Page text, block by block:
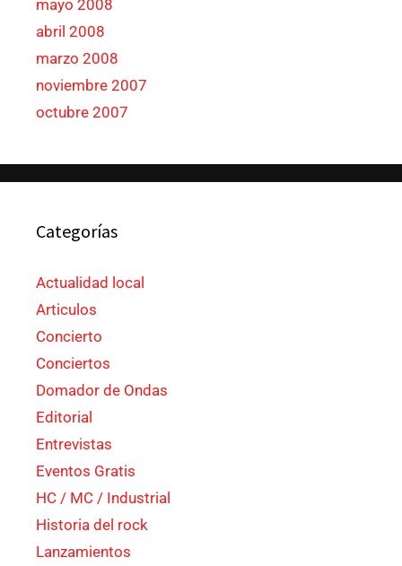
mayo 2008
abril 2008
marzo 2008
noviembre 2007
octubre 2007
Categorías
Actualidad local
Articulos
Concierto
Conciertos
Domador de Ondas
Editorial
Entrevistas
Eventos Gratis
HC / MC / Industrial
Historia del rock
Lanzamientos